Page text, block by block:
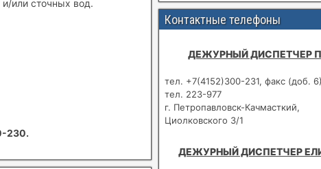
или сточных вод.
230.
Контактные телефоны
ДЕЖУРНЫЙ ДИСПЕТЧЕР
тел. +7(4152)300-231, факс (доб.
тел. 223-977
г. Петропавловск-Качмасткий,
Циолковского 3/1
ДЕЖУРНЫЙ ДИСПЕТЧЕР